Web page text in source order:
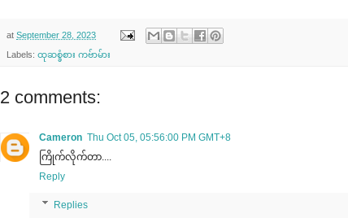
at September 28, 2023
Labels: ထုဆစ္ခံစား ကဗ်ာမ်ား
2 comments:
Cameron Thu Oct 05, 05:56:00 PM GMT+8
ကြိုက်လိုက်တာ....
Reply
Replies